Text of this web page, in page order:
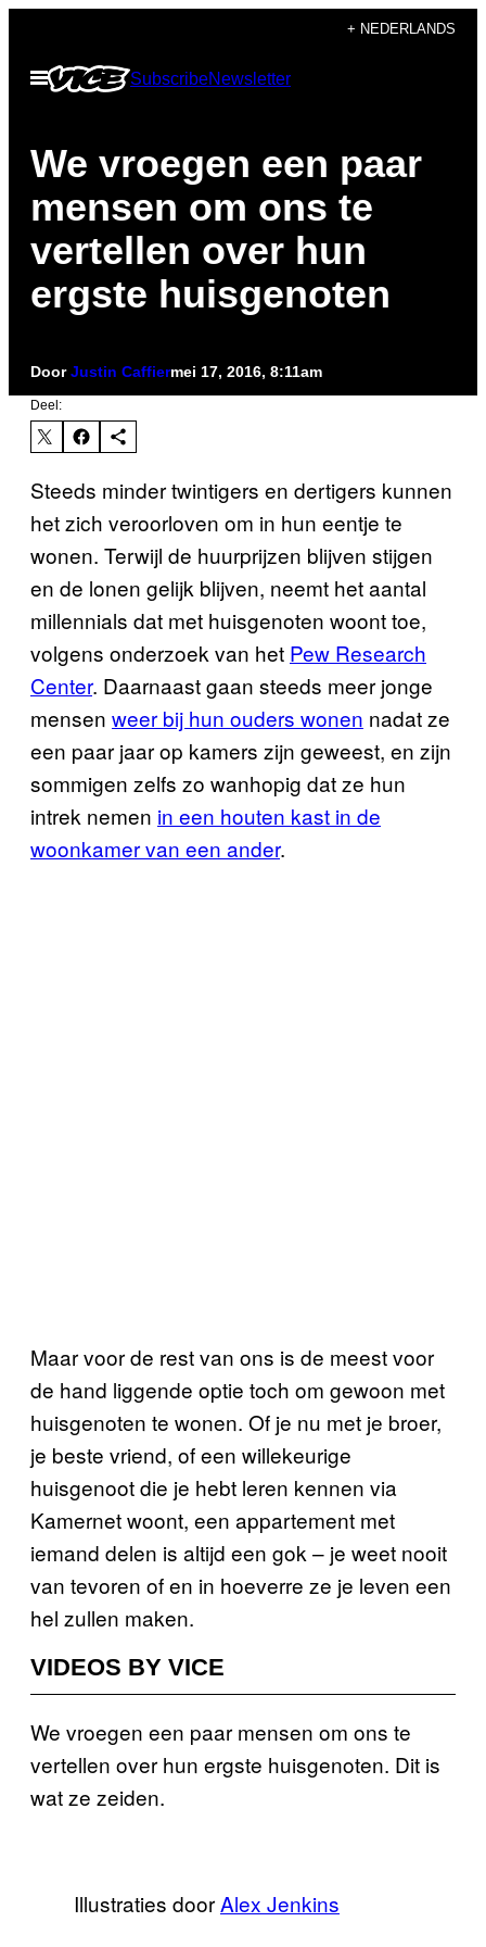
de
+ NEDERLANDS
Open
menu
SubscribeNewsletter
We vroegen een paar
mensen om ons te
vertellen over hun
ergste huisgenoten
DoorJustin Caffiermei 17, 2016, 8:11am
Deel:
Steeds minder twintigers en dertigers kunnen
het zich veroorloven om in hun eentje te
wonen. Terwijl de huurprijzen blijven stijgen
en de lonen gelijk blijven, neemt het aantal
millennials dat met huisgenoten woont toe,
volgens onderzoek van het Pew Research
Center. Daarnaast gaan steeds meer jonge
mensen weer bij hun ouders wonen nadat ze
een paar jaar op kamers zijn geweest, en zijn
sommigen zelfs zo wanhopig dat ze hun
intrek nemen in een houten kast in de
woonkamer van een ander.
Maar voor de rest van ons is de meest voor
de hand liggende optie toch om gewoon met
huisgenoten te wonen. Of je nu met je broer,
je beste vriend, of een willekeurige
huisgenoot die je hebt leren kennen via
Kamernet woont, een appartement met
iemand delen is altijd een gok – je weet nooit
van tevoren of en in hoeverre ze je leven een
hel zullen maken.
VIDEOS BY VICE
We vroegen een paar mensen om ons te
vertellen over hun ergste huisgenoten. Dit is
wat ze zeiden.
Illustraties doorAlex Jenkins